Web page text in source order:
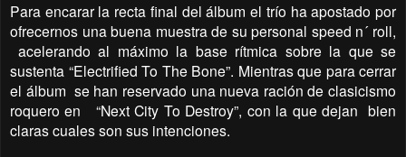
Para encarar la recta final del álbum el trío ha apostado por
ofrecernos una buena muestra de su personal speed n´ roll,
acelerando al máximo la base rítmica sobre la que se
sustenta “Electrified To The Bone”. Mientras que para cerrar
el álbum se han reservado una nueva ración de clasicismo
roquero en
“Next City To Destroy”, con la que dejan bien
claras cuales son sus intenciones.